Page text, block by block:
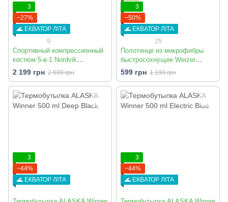
3
−27%
🌊 ЕКВАТОР ЛІТА
9
Спортивный компрессионный
костюм 5-в-1 Nordvik
TITANIUM ARMOR 5X:
Рашгард, Тайтсы, Шорты,
Худи, Футболка
2 199 грн 2 999 грн
3
−50%
🌊 ЕКВАТОР ЛІТА
25
Полотенце из микрофибры
быстросохнущее Weizer
QuickDryTowel XL Purple
(76x152см)
599 грн 1 199 грн
3
−44%
🌊 ЕКВАТОР ЛІТА
3
−44%
🌊 ЕКВАТОР ЛІТА